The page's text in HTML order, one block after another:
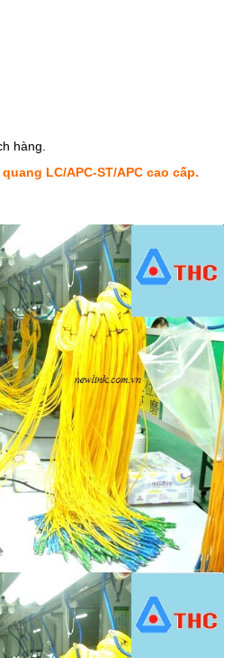
hàng.
LC/APC-ST/APC cao cấp.